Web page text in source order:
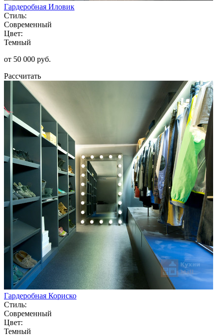
Гардеробная Иловик
Стиль:
Современный
Цвет:
Темный
от 50 000 руб.
Рассчитать
Гардеробная Кориско
Стиль:
Современный
Цвет:
Темный